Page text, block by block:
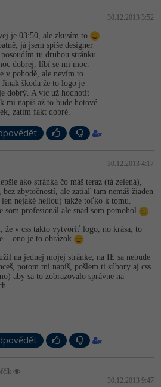
(AI) -10%
bezpečnost
30.12.2013 3:52
je 03:50, ale zkusím to
já jsem spíše designer
tu druhou stránku
dobrej, líbí se mi moc.
v pohodě, ale nevím to
škoda že to logo je
dobrý. A víc už hodnotit
mi napiš až to bude hotové
zatím fakt dobré.
30.12.2013 4:17
ako stránka čo máš teraz (tá zelená),
zbytočností, ale zatiaľ tam nemáš žiaden
nejaké hellou) takže toľko k tomu.
som profesionál ale snad som pomohol
že v css takto vytvoriť logo, no krása, to
ono je to obrázok
na jednej mojej stránke, na IE sa nebude
potom mi napíš, pošlem ti súbory aj css
aby sa to zobrazovalo správne na
30.12.2013 9:47